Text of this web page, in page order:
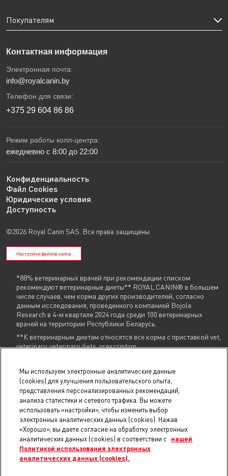
Покупателям
Контактная информация
Электронная почта:
info@royalcanin.by
Телефон для связи:
+375 29 604 86 86
Режим работы колл-центра:
ежедневно с 8:00 до 22:00
Конфиденциальность
Файл Cookies
Юридические условия
Доступность
©2026 Royal Canin SAS. Все права защищены.
Настройки файлов cookie
*88% ветеринарных врачей при рекомендации списком
рекомендуют ветеринарные диеты** ROYAL CANIN® в большем
числе случаев, чем корма других производителей, согласно
данным исследования, проведенного компанией Bojole
Research в 4-м квартале 2024 года среди 100 ветеринарных
врачей на территории Республики Беларусь.
**К ветеринарным диетам относятся все корма с приставкой vet,
veterinary, veterinary diets, prescription
Указанные контакты ( +375 29 604 86 86,info@royalcanin.by) являются в том
числе контактами для связи по вопросам обращения покупателей о
В торговом реестре с 31 июля 2025 г., № регистрации 754731.
В реестре БелГИЭ с 15 мая 2025 г., № регистрации 206019, адрес ресурса:
royalcanin.by, владелец ресурса: Унитарное предприятие
«РусканБел». Проверить регистрацию.
© 2025 royalcanin.by, Продавец УНП 190806803, регистрация №190806803,
22.02.2007, Мингорисполком, Общество с ограниченной ответственностью
«Триовист», юр.адрес: 220020, Минск, пр. Победителей, 100, оф. 203 E-mail:
21@21vek.by
Мы используем электронные аналитические данные
(cookies) для улучшения пользовательского опыта,
представления персонализированных рекомендаций,
анализа статистики и сетевого трафика. Вы можете
использовать «настройки», чтобы изменить выбор
электронных аналитических данных (cookies). Нажав
«Хорошо», вы даете согласие на обработку электронных
аналитических данных (cookies) в соответствии с
нашей
Политикой использования электронных
аналитических данных (cookies).